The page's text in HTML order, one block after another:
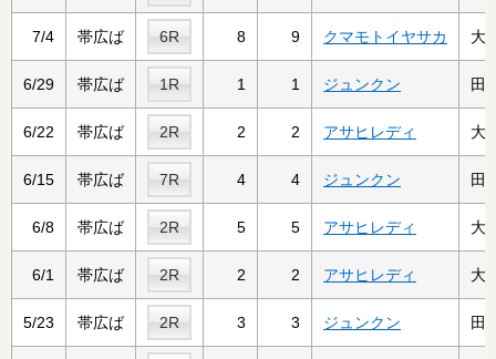
7/4 帯広ば 6R 8 9 クマモトイヤサカ 大
6/29 帯広ば 1R 1 1 ジュンクン 田
6/22 帯広ば 2R 2 2 アサヒレディ 大
6/15 帯広ば 7R 4 4 ジュンクン 田
6/8 帯広ば 2R 5 5 アサヒレディ 大
6/1 帯広ば 2R 2 2 アサヒレディ 大
5/23 帯広ば 2R 3 3 ジュンクン 田